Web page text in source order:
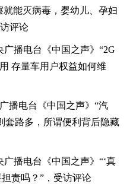
能灭病毒，婴幼儿、孕妇
评论
广播电台《中国之声》“2G
存量车用户权益如何维
播电台《中国之声》“汽
套路多，所谓便利背后隐藏
广播电台《中国之声》“‘真
担责吗？”，受访评论